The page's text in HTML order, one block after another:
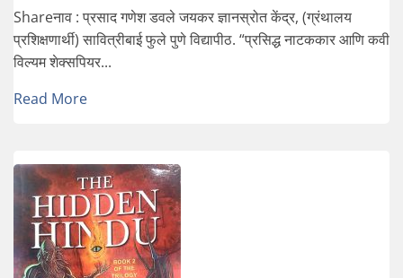
Shareनाव : प्रसाद गणेश डवले जयकर ज्ञानस्रोत केंद्र, (ग्रंथालय
प्रशिक्षणार्थी) सावित्रीबाई फुले पुणे विद्यापीठ. “प्रसिद्ध नाटककार आणि कवी
विल्यम शेक्सपियर...
Read More